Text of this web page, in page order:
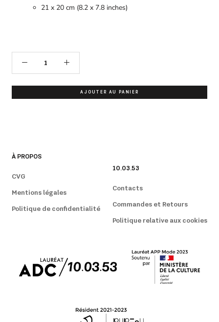
21 x 20 cm (8.2 x 7.8 inches)
AJOUTER AU PANIER
À PROPOS
CVG
Mentions légales
Politique de confidentialité
10.03.53
Contacts
Commandes et Retours
Politique relative aux cookies